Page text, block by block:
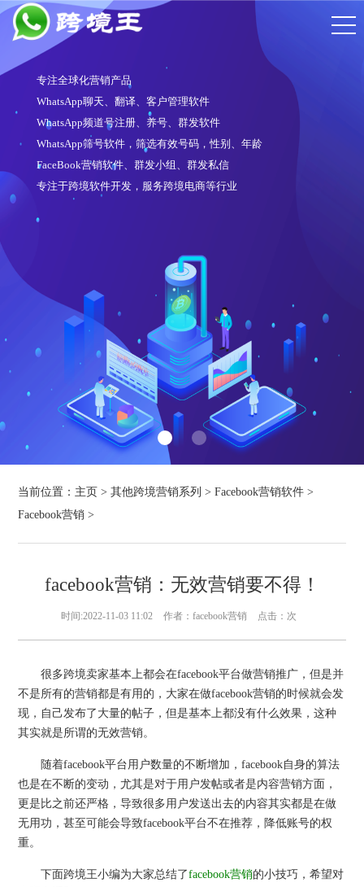
WhatsApp频道号注册软件
注册6段频道号
操作简单，注册账号质量高
对接多家接码平台、API通道
适配性强，可在任意一家云控系统中使用
当前位置： 主页 >其他跨境营销系列 >Facebook营销软件 >
Facebook营销 >
facebook营销：无效营销要不得！
时间:2022-11-03 11:02 作者：facebook营销 点击： 次
很多跨境卖家基本上都会在facebook平台做营销推广，但是并
不是所有的营销都是有用的，大家在做facebook营销的时候就会发
现，自己发布了大量的帖子，但是基本上都没有什么效果，这种
其实就是所谓的无效营销。
随着facebook平台用户数量的不断增加，facebook自身的算法
也是在不断的变动，尤其是对于用户发帖或者是内容营销方面，
更是比之前还严格，导致很多用户发送出去的内容其实都是在做
无用功，甚至可能会导致facebook平台不在推荐，降低账号的权
重。
下面跨境王小编为大家总结了facebook营销的小技巧，希望对